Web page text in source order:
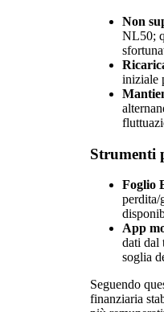
Non
NL50;
iniziale
Strumenti
Foglio
perdita/
App
dati dal
soglia
Seguendo
finanziaria